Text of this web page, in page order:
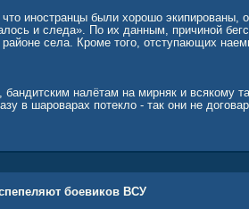
иностранцы были хорошо экипированы,
и следа». По их данным, причиной
села. Кроме того, отступающих
налётам на мирняк и всякому
в шароварах потекло - так они не
боевиков ВСУ